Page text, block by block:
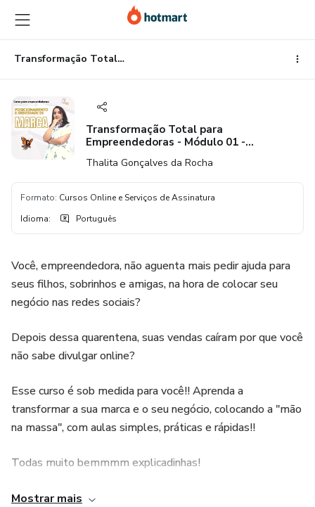
para
o
conteúdo
principal
para
o
pagamento
para
o
rodapé
Transformação Total para Empreendedoras - Módulo 01 - Posicionamento e Idt de Marca
Transformação Total para
Empreendedoras - Módulo 01 -
Thalita Gonçalves da Rocha
Formato: Cursos Online e Serviços de Assinatura
Idioma: Português
Você, empreendedora, não aguenta mais pedir ajuda para
seus filhos, sobrinhos e amigas, na hora de colocar seu
negócio nas redes sociais?
Depois dessa quarentena, suas vendas caíram por que você
não sabe divulgar online?
Esse curso é sob medida para você!! Aprenda a
transformar a sua marca e o seu negócio, colocando a "mão
na massa", com aulas simples, práticas e rápidas!!
Todas muito bemmmm explicadinhas!
Chegou a hora de se transformar e dar uma repaginada
Mostrar mais